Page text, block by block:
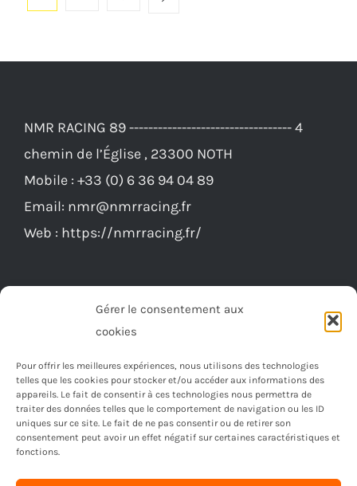
Gérer le consentement aux
cookies
Pour offrir les meilleures expériences, nous utilisons des technologies
telles que les cookies pour stocker et/ou accéder aux informations des
appareils. Le fait de consentir à ces technologies nous permettra de
traiter des données telles que le comportement de navigation ou les ID
uniques sur ce site. Le fait de ne pas consentir ou de retirer son
consentement peut avoir un effet négatif sur certaines caractéristiques et
fonctions.
NMR RACING 89 ---------------------------------- 4
chemin de l’Église , 23300 NOTH
Mobile : +33 (0) 6 36 94 04 89
Email: nmr@nmrracing.fr
Web : https://nmrracing.fr/